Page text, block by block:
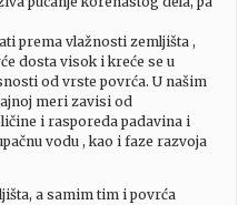
prema vlažnosti zemljišta ,
dosta visok i kreće se u
od vrste povrća. U našim
meri zavisi od
i rasporeda padavina i
vodu , kao i faze razvoja
a samim tim i povrća